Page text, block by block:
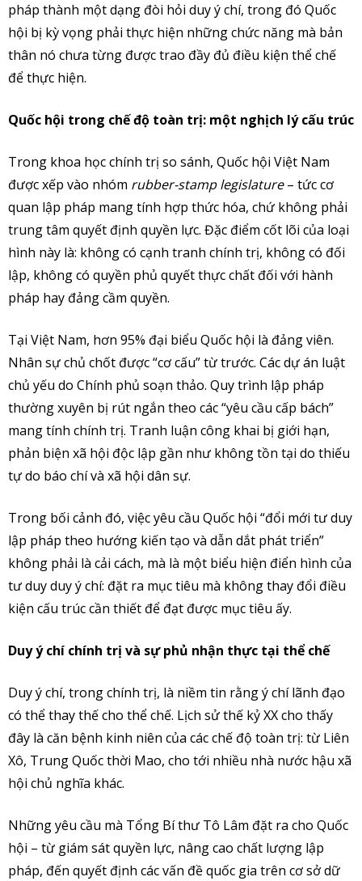
pháp thành một dạng đòi hỏi duy ý chí, trong đó Quốc
hội bị kỳ vọng phải thực hiện những chức năng mà bản
thân nó chưa từng được trao đầy đủ điều kiện thể chế
để thực hiện.
Quốc hội trong chế độ toàn trị: một nghịch lý cấu trúc
Trong khoa học chính trị so sánh, Quốc hội Việt Nam
được xếp vào nhóm rubber-stamp legislature– tức cơ
quan lập pháp mang tính hợp thức hóa, chứ không phải
trung tâm quyết định quyền lực. Đặc điểm cốt lõi của loại
hình này là: không có cạnh tranh chính trị, không có đối
lập, không có quyền phủ quyết thực chất đối với hành
pháp hay đảng cầm quyền.
Tại Việt Nam, hơn 95% đại biểu Quốc hội là đảng viên.
Nhân sự chủ chốt được “cơ cấu” từ trước. Các dự án luật
chủ yếu do Chính phủ soạn thảo. Quy trình lập pháp
thường xuyên bị rút ngắn theo các “yêu cầu cấp bách”
mang tính chính trị. Tranh luận công khai bị giới hạn,
phản biện xã hội độc lập gần như không tồn tại do thiếu
tự do báo chí và xã hội dân sự.
Trong bối cảnh đó, việc yêu cầu Quốc hội “đổi mới tư duy
lập pháp theo hướng kiến tạo và dẫn dắt phát triển”
không phải là cải cách, mà là một biểu hiện điển hình của
tư duy duy ý chí: đặt ra mục tiêu mà không thay đổi điều
kiện cấu trúc cần thiết để đạt được mục tiêu ấy.
Duy ý chí chính trị và sự phủ nhận thực tại thể chế
Duy ý chí, trong chính trị, là niềm tin rằng ý chí lãnh đạo
có thể thay thế cho thể chế. Lịch sử thế kỷ XX cho thấy
đây là căn bệnh kinh niên của các chế độ toàn trị: từ Liên
Xô, Trung Quốc thời Mao, cho tới nhiều nhà nước hậu xã
hội chủ nghĩa khác.
Những yêu cầu mà Tổng Bí thư Tô Lâm đặt ra cho Quốc
hội – từ giám sát quyền lực, nâng cao chất lượng lập
pháp, đến quyết định các vấn đề quốc gia trên cơ sở dữ